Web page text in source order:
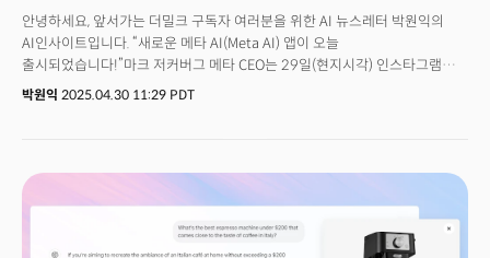
안녕하세요, 앞서가는 더밀크 구독자 여러분을 위한 AI 뉴스레터 박원익의
AI인사이트입니다. “새로운 메타 AI(Meta AI) 앱이 오늘
출시되었습니다!”마크 저커버그 메타 CEO는 29일(현지시각) 인스타그램을
통해 “메타 AI는 이미 거의 10억 명의 월간 활성 사용자(MAU)를 가지고
저커버그 CEO는 어떤 전략을 추진하는 걸까요?
박원익 2025.04.30 11:29 PDT